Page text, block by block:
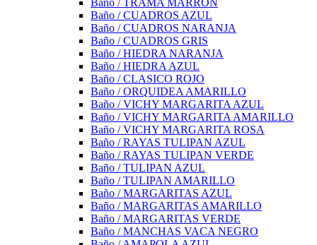
Baño / TRAMA MARRON
Baño / CUADROS AZUL
Baño / CUADROS NARANJA
Baño / CUADROS GRIS
Baño / HIEDRA NARANJA
Baño / HIEDRA AZUL
Baño / CLASICO ROJO
Baño / ORQUIDEA AMARILLO
Baño / VICHY MARGARITA AZUL
Baño / VICHY MARGARITA AMARILLO
Baño / VICHY MARGARITA ROSA
Baño / RAYAS TULIPAN AZUL
Baño / RAYAS TULIPAN VERDE
Baño / TULIPAN AZUL
Baño / TULIPAN AMARILLO
Baño / MARGARITAS AZUL
Baño / MARGARITAS AMARILLO
Baño / MARGARITAS VERDE
Baño / MANCHAS VACA NEGRO